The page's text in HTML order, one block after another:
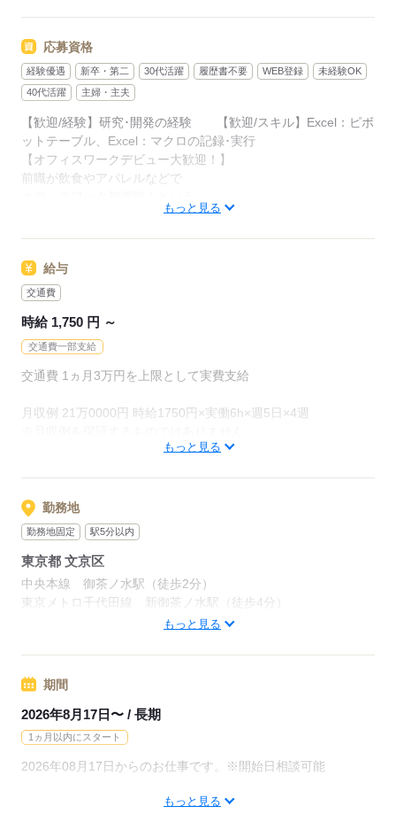
・窓口業務
・電話・メール対応
・健康診断時のサポート
・その他、保健室内の整理などの庶務業務
★メンタルヘルス分野での研究のご経験がある方を対象とした
お仕事です
応募する
応募資格
経験優遇 新卒・第二 30代活躍 履歴書不要 WEB登録
未経験OK
40代活躍
主婦・主夫
【歓迎/経験】研究･開発の経験 【歓迎/スキル】Excel：ピボ
ットテーブル、Excel：マクロの記録･実行
【オフィスワークデビュー大歓迎！】
前職が飲食やアパレルなどで
先輩方も多くいらっしゃいます！
お仕事が他にもたくさん♪
就業前にも、オンラインでの研修など
安心してご応募ください◎
応募する
もっと見る
給与
交通費
時給 1,750 円 ～
交通費一部支給
交通費 1ヵ月3万円を上限として実費支給
月収例 21万0000円 時給1750円×実働6h×週5日×4週
もっと見る
勤務地
勤務地固定 駅5分以内
東京都 文京区
中央本線 御茶ノ水駅（徒歩2分）
東京メトロ千代田線 新御茶ノ水駅（徒歩4分）
中央本線 御茶ノ水 徒歩2分もっと見る
期間
2026年8月17日〜 / 長期
1ヵ月以内にスタート
2026年08月17日からのお仕事です。※開始日相談可能
▼こちらのお仕事以外にも...▼もっと見る